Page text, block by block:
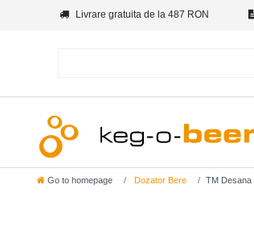
Livrare gratuita de la 487 RON
Go to homepage Dozator Bere TM Desana